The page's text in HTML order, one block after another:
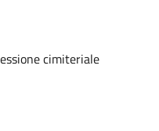
cimiteriale